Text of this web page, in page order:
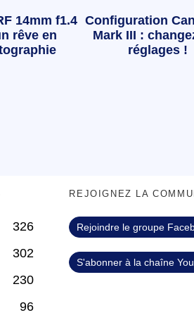
14mm f1.4
rêve en
Configuration
Mark III :
réglages !
326
302
230
96
REJOIGNEZ LA
Rejoindre le groupe
S'abonner à la chaîne